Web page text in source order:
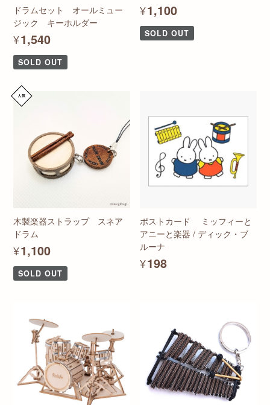
ドラムセット オールミュー
ジック キーホルダー
¥1,540
SOLD OUT
¥1,100
SOLD OUT
木製楽器ストラップ スネア
ドラム
¥1,100
SOLD OUT
ポストカード ミッフィーと
アニーと楽器 / ディック・ブ
ルーナ
¥198